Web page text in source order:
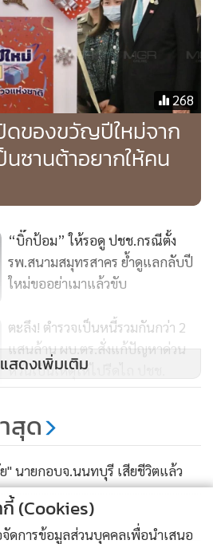
อว่าการที่เขาติเตียนเพราะเขารัก
คิดว่าหากประชาชนร่วมมือกันในการ
อกันดูแลท่าน บ้านเมืองเราต้องมี
268
ดของขวัญปีใหม่จาก
นซานต้าอยากให้คน
“บิ๊กป้อม” ให้รอดู ปชช.กรณีตั้ง
รพ.สนามสมุทรสาคร ย้ำดูแลกลับปี
ใหม่ขออย่าเมาแล้วขับ
ตะลึง! ตำรวจเป็นหนี้รวมกันกว่า 2
แสนล้าน ผบ.ตร.สั่งแก้ปัญหาด่วน
หวั่นเป็นเหตุให้ไปรีดไถ ปชช.
ปชช.เดินทางกลับภูมิลำเนาช่วงปี
โควิด-19
แสดงเพิ่มเติม
สุด
" นายกอบจ.นนทบุรี เสียชีวิตแล้ว
(Cookies)
จัดการข้อมูลส่วนบุคคลเพื่อนำเสนอ